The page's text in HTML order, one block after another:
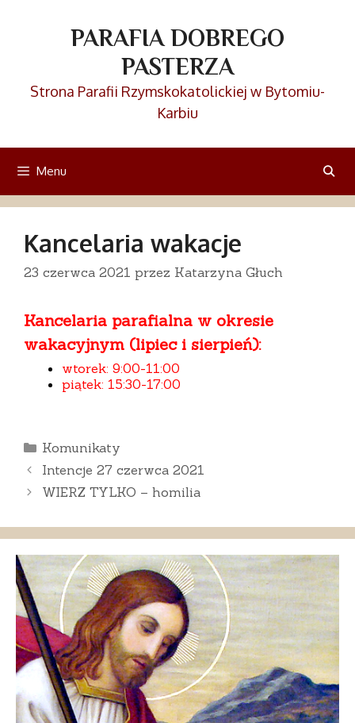
PARAFIA DOBREGO
PASTERZA
Strona Parafii Rzymskokatolickiej w Bytomiu-
Karbiu
Menu
Kancelaria wakacje
23 czerwca 2021 przez Katarzyna Głuch
Kancelaria parafialna w okresie
wakacyjnym (lipiec i sierpień):
wtorek: 9:00-11:00
piątek: 15:30-17:00
Kategorie
Komunikaty
Intencje 27 czerwca 2021
WIERZ TYLKO – homilia